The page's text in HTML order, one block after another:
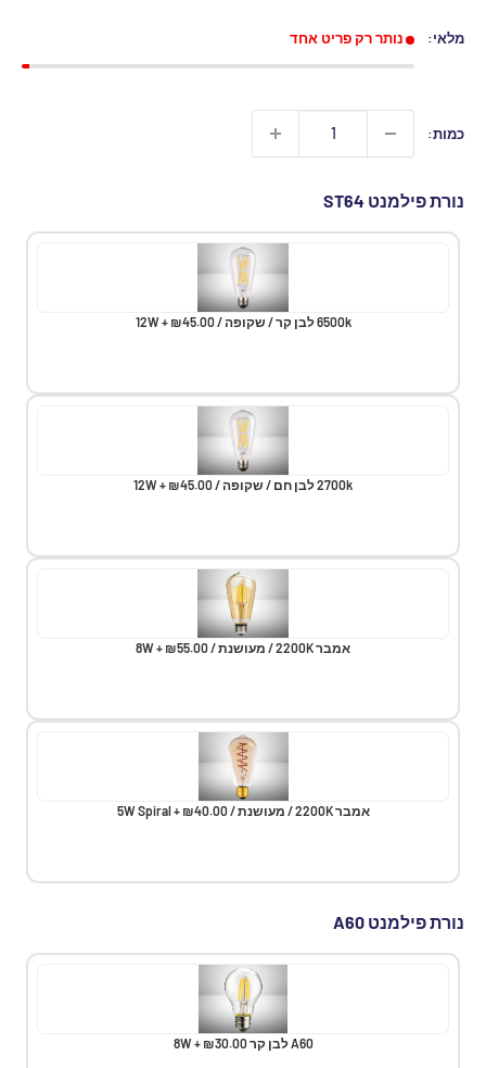
מלאי: נותר רק פריט אחד
כמות:
נורת פילמנט ST64
6500k לבן קר / שקופה / 12W + ₪45.00
2700k לבן חם / שקופה / 12W + ₪45.00
אמבר 2200K / מעושנת / 8W + ₪55.00
אמבר 2200K / מעושנת / 5W Spiral + ₪40.00
נורת פילמנט A60
A60 לבן קר 8W + ₪30.00